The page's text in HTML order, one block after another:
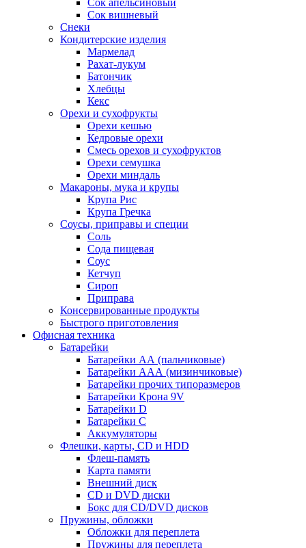
Сок апельсиновый
Сок вишневый
Снеки
Кондитерские изделия
Мармелад
Рахат-лукум
Батончик
Хлебцы
Кекс
Орехи и сухофрукты
Орехи кешью
Кедровые орехи
Смесь орехов и сухофруктов
Орехи семушка
Орехи миндаль
Макароны, мука и крупы
Крупа Рис
Крупа Гречка
Соусы, приправы и специи
Соль
Сода пищевая
Соус
Кетчуп
Сироп
Приправа
Консервированные продукты
Быстрого приготовления
Офисная техника
Батарейки
Батарейки АА (пальчиковые)
Батарейки ААА (мизинчиковые)
Батарейки прочих типоразмеров
Батарейки Крона 9V
Батарейки D
Батарейки С
Аккумуляторы
Флешки, карты, CD и HDD
Флеш-память
Карта памяти
Внешний диск
CD и DVD диски
Бокс для CD/DVD дисков
Пружины, обложки
Обложки для переплета
Пружины для переплета